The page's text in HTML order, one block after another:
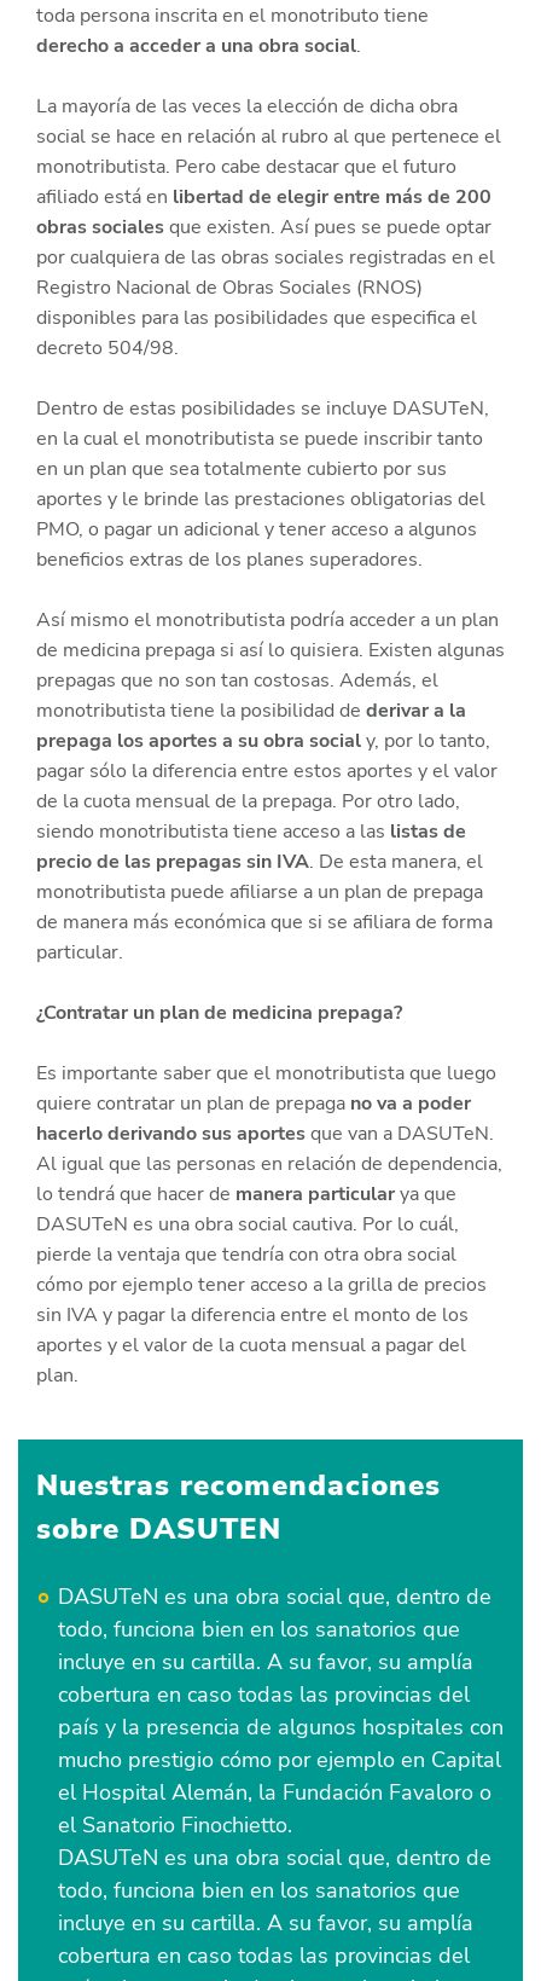
toda persona inscrita en el monotributo tiene
derecho a acceder a una obra social.
La mayoría de las veces la elección de dicha obra
social se hace en relación al rubro al que pertenece el
monotributista. Pero cabe destacar que el futuro
afiliado está en libertad de elegir entre más de 200
obras socialesque existen. Así pues se puede optar
por cualquiera de las obras sociales registradas en el
Registro Nacional de Obras Sociales (RNOS)
disponibles para las posibilidades que especifica el
decreto 504/98.
Dentro de estas posibilidades se incluye DASUTeN,
en la cual el monotributista se puede inscribir tanto
en un plan que sea totalmente cubierto por sus
aportes y le brinde las prestaciones obligatorias del
PMO, o pagar un adicional y tener acceso a algunos
beneficios extras de los planes superadores.
Así mismo el monotributista podría acceder a un plan
de medicina prepaga si así lo quisiera. Existen algunas
prepagas que no son tan costosas. Además, el
monotributista tiene la posibilidad de derivar a la
prepaga los aportes a su obra socialy, por lo tanto,
pagar sólo la diferencia entre estos aportes y el valor
de la cuota mensual de la prepaga. Por otro lado,
siendo monotributista tiene acceso a las listas de
precio de las prepagas sin IVA. De esta manera, el
monotributista puede afiliarse a un plan de prepaga
de manera más económica que si se afiliara de forma
particular.
¿Contratar un plan de medicina prepaga?
Es importante saber que el monotributista que luego
quiere contratar un plan de prepaga no va a poder
hacerlo derivando sus aportesque van a DASUTeN.
Al igual que las personas en relación de dependencia,
lo tendrá que hacer de manera particularya que
DASUTeN es una obra social cautiva. Por lo cuál,
pierde la ventaja que tendría con otra obra social
cómo por ejemplo tener acceso a la grilla de precios
sin IVA y pagar la diferencia entre el monto de los
aportes y el valor de la cuota mensual a pagar del
plan.
Nuestras recomendaciones
sobre DASUTEN
DASUTeN es una obra social que, dentro de
todo, funciona bien en los sanatorios que
incluye en su cartilla. A su favor, su amplía
cobertura en caso todas las provincias del
país y la presencia de algunos hospitales con
mucho prestigio cómo por ejemplo en Capital
el Hospital Alemán, la Fundación Favaloro o
el Sanatorio Finochietto.
DASUTeN es una obra social que, dentro de
todo, funciona bien en los sanatorios que
incluye en su cartilla. A su favor, su amplía
cobertura en caso todas las provincias del